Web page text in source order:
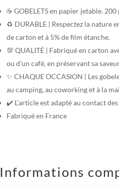
☕ GOBELETS en papier jetable.
♻️ DURABLE | Respectez la nature
de carton et à 5% de film étanche.
💯 QUALITÉ | Fabriqué en carton
ou d’un café, en préservant sa
✨ CHAQUE OCCASION | Les
au camping, au coworking et à la
✔️ L’article est adapté au contact
Fabriqué en France
Informations